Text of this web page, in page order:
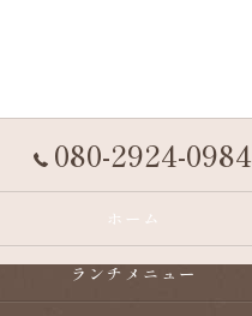
080-2924-0984
ホーム
ランチメニュー